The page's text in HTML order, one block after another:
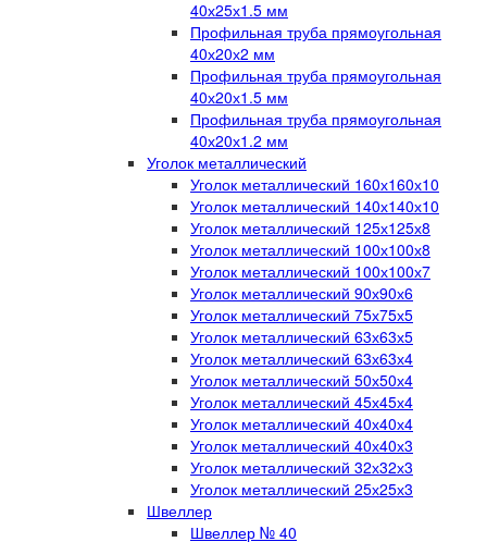
40х25х1.5 мм
Профильная труба прямоугольная
40х20х2 мм
Профильная труба прямоугольная
40х20х1.5 мм
Профильная труба прямоугольная
40х20х1.2 мм
Уголок металлический
Уголок металлический 160х160х10
Уголок металлический 140х140х10
Уголок металлический 125х125х8
Уголок металлический 100х100х8
Уголок металлический 100х100х7
Уголок металлический 90х90х6
Уголок металлический 75х75х5
Уголок металлический 63х63х5
Уголок металлический 63х63х4
Уголок металлический 50х50х4
Уголок металлический 45х45х4
Уголок металлический 40х40х4
Уголок металлический 40х40х3
Уголок металлический 32х32х3
Уголок металлический 25х25х3
Швеллер
Швеллер № 40